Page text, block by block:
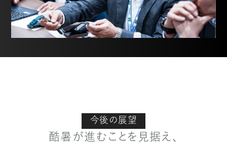
今後の展望
酷暑が進むことを見据え、